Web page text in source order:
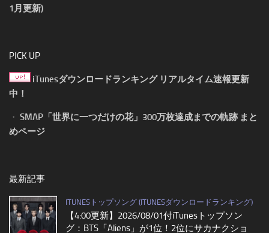
1月更新)
PICK UP
iTunesダウンロードランキング リアルタイム速報更新
中！
・ SMAP「世界に一つだけの花」300万枚達成までの軌跡 まと
めページ
最新記事
ITUNESトップソング (ITUNESダウンロードランキング)
【4:00更新】2026/08/01付iTunesトップソン
グ：BTS「Aliens」が1位！2位にサカナクショ